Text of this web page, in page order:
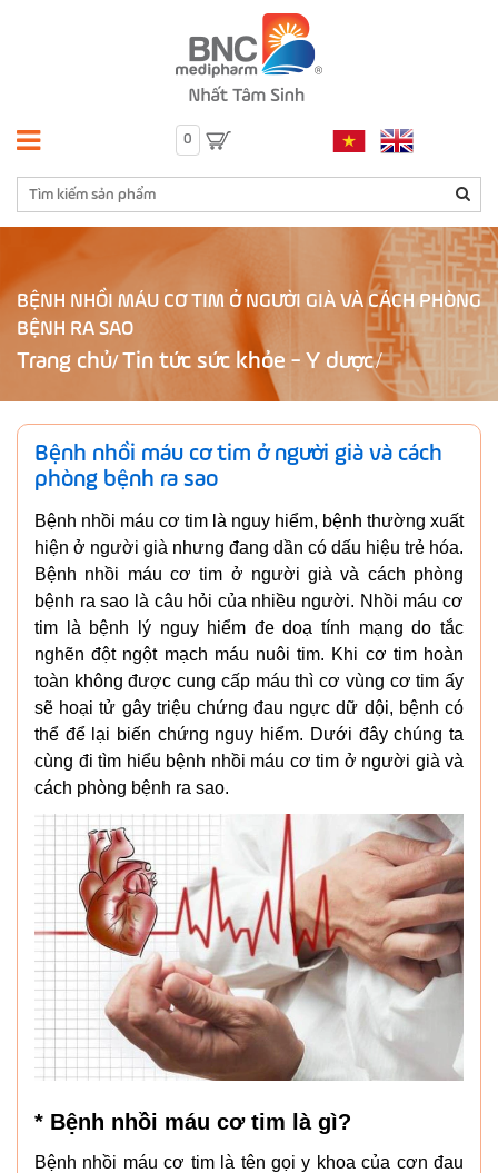
0
BỆNH NHỒI MÁU CƠ TIM Ở NGƯỜI GIÀ VÀ CÁCH PHÒNG
BỆNH RA SAO
Trang chủ/ Tin tức sức khỏe - Y dược
Bệnh nhồi máu cơ tim ở người già và cách
phòng bệnh ra sao
Bệnh nhồi máu cơ tim là nguy hiểm, bệnh thường xuất
hiện ở người già nhưng đang dần có dấu hiệu trẻ hóa.
Bệnh nhồi máu cơ tim ở người già và cách phòng
bệnh ra sao là câu hỏi của nhiều người. Nhồi máu cơ
tim là bệnh lý nguy hiểm đe doạ tính mạng do tắc
nghẽn đột ngột mạch máu nuôi tim. Khi cơ tim hoàn
toàn không được cung cấp máu thì cơ vùng cơ tim ấy
sẽ hoại tử gây triệu chứng đau ngực dữ dội, bệnh có
thể để lại biến chứng nguy hiểm. Dưới đây chúng ta
cùng đi tìm hiểu bệnh nhồi máu cơ tim ở người già và
cách phòng bệnh ra sao.
* Bệnh nhồi máu cơ tim là gì?
Bệnh nhồi máu cơ tim là tên gọi y khoa của cơn đau